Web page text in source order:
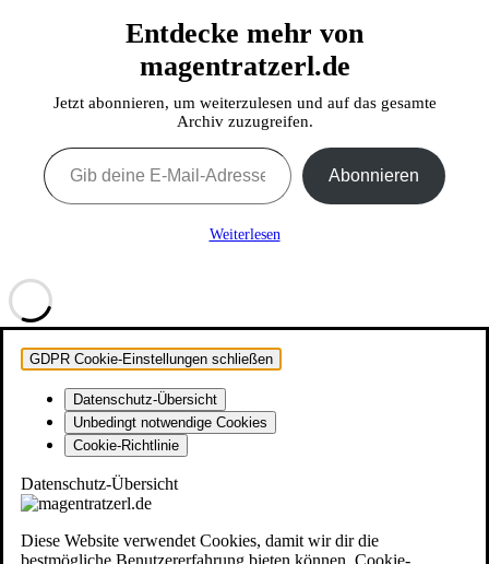
Entdecke mehr von
magentratzerl.de
Jetzt abonnieren, um weiterzulesen und auf das gesamte
Archiv zuzugreifen.
Gib deine E-Mail-Adresse ein ...
Abonnieren
Weiterlesen
GDPR Cookie-Einstellungen schließen
Datenschutz-Übersicht
Unbedingt notwendige Cookies
Cookie-Richtlinie
Datenschutz-Übersicht
Diese Website verwendet Cookies, damit wir dir die
bestmögliche Benutzererfahrung bieten können. Cookie-